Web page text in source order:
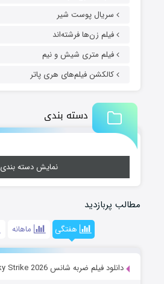
سریال پوست شیر
فیلم زن‌ها فرشته‌اند
فیلم متری شیش و نیم
کالکشن فیلم‌های هری پاتر
دسته بندی
نمایش دسته بندی
مطالب پربازدید
هفتگی ماهانه
دانلود فیلم ضربه شانس Lucky Strike 2026